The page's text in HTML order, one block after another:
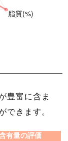
豊富に含ま
できます。
有量の評価